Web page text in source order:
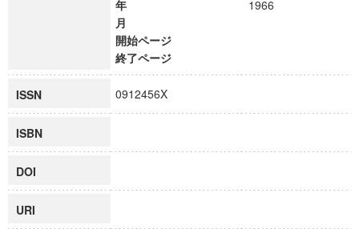
年
1966
月
開始ページ
終了ページ
ISSN 0912456X
ISBN
DOI
URI